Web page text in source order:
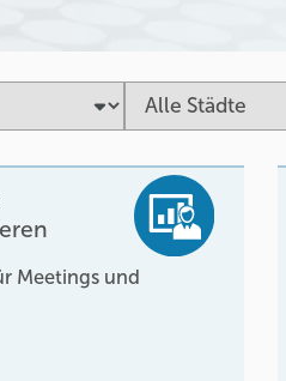
Meetings und